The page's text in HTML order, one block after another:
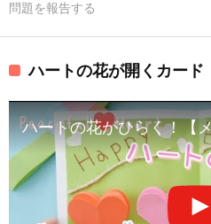
問題を報告する
ハートの花が開くカード
ハートの花がひらく！【